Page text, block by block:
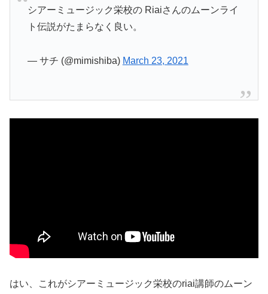
シアーミュージック栄校の Riaiさんのムーンライ
ト伝説がたまらなく良い。
— サチ (@mimishiba) March 23, 2021
はい、これがシアーミュージック栄校のriai講師のムーン